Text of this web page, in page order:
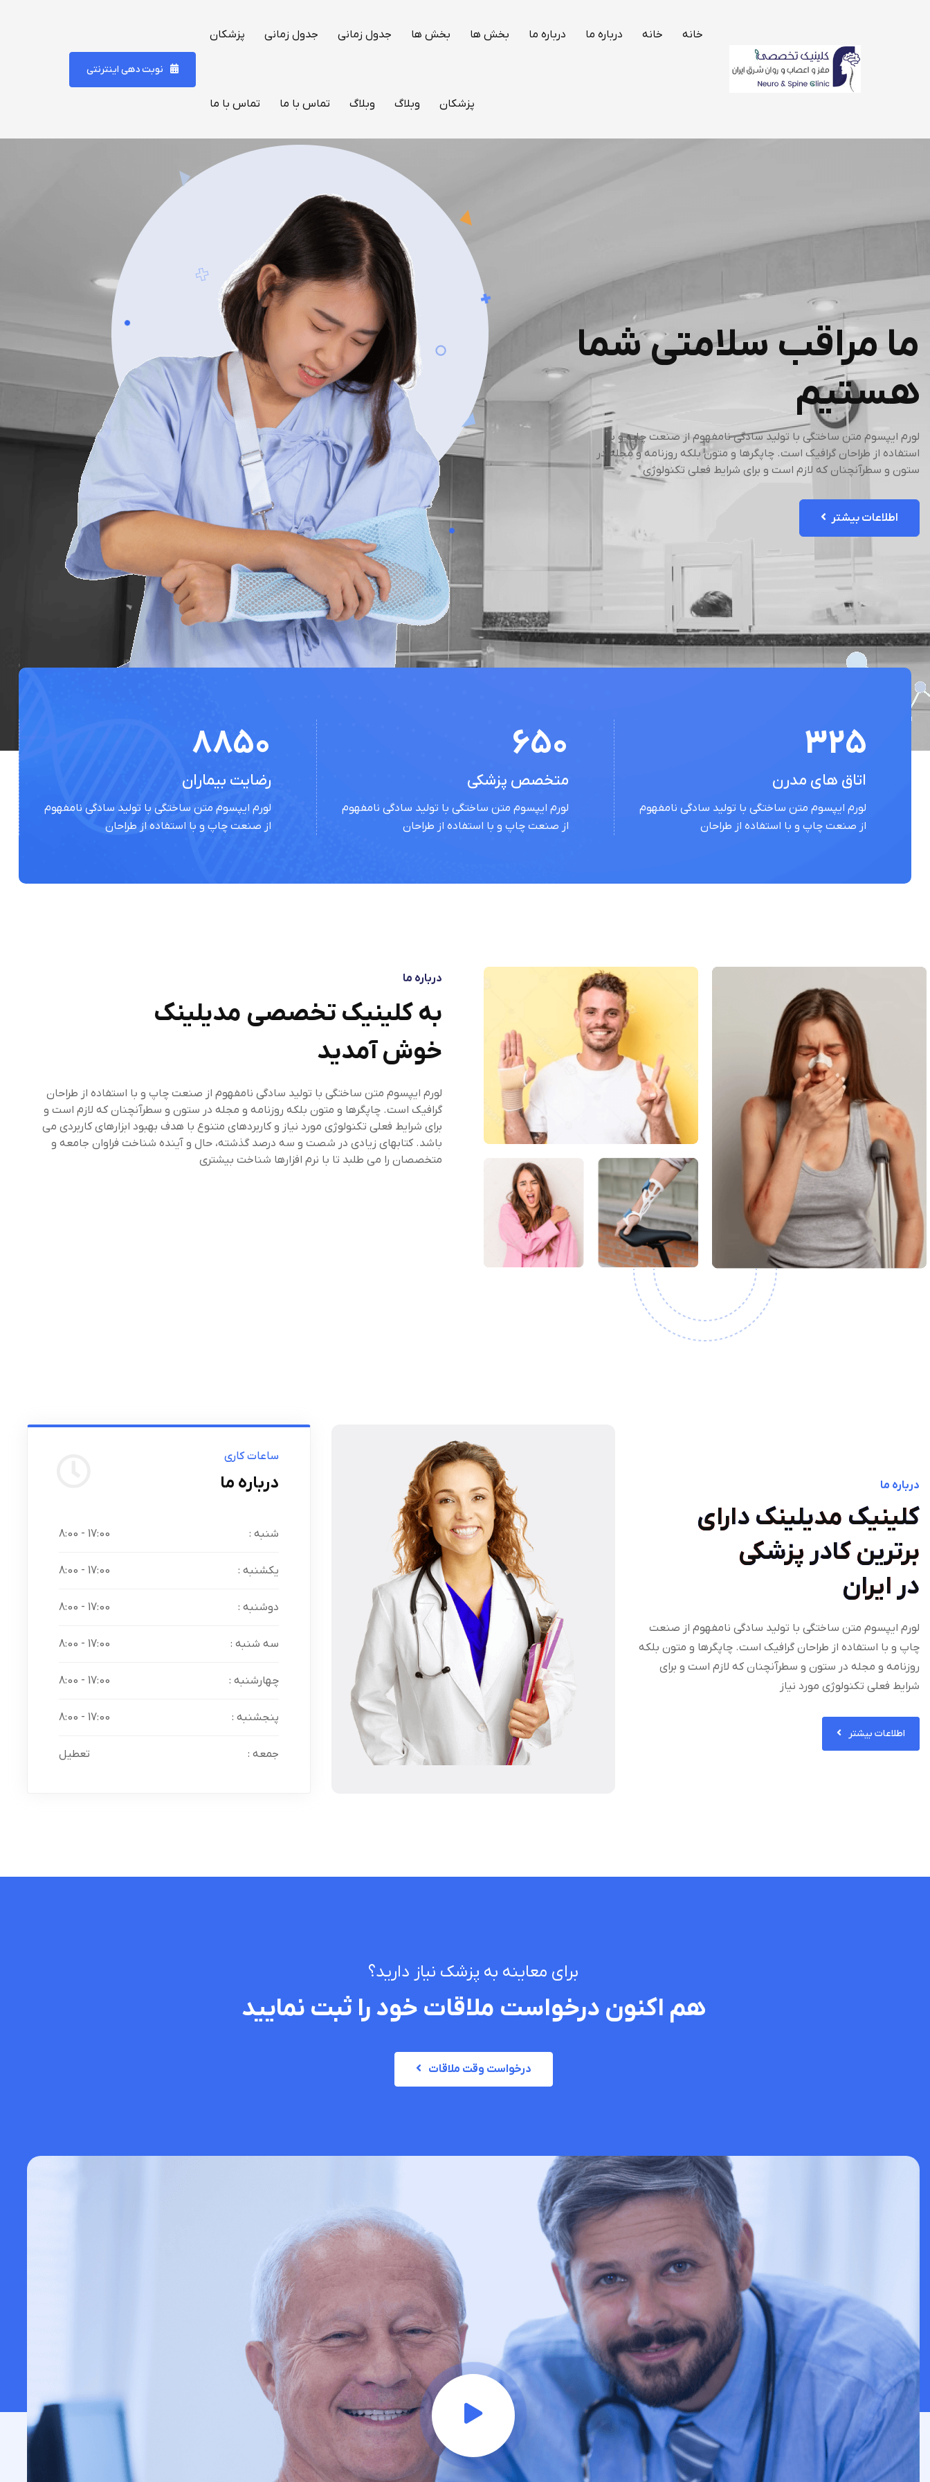
خانه خانه درباره ما درباره ما بخش ها بخش ها جدول زمانی جدول زمانی پزشکان
پزشکان وبلاگ وبلاگ تماس با ما تماس با ما
نوبت دهی اینترنتی
ما مراقب سلامتی شما
هستیم
لورم ایپسوم متن ساختگی با تولید سادگی نامفهوم از صنعت چاپ و با
استفاده از طراحان گرافیک است. چاپگرها و متون بلکه روزنامه و مجله در
ستون و سطرآنچنان که لازم است و برای شرایط فعلی تکنولوژی
اطلاعات بیشتر
325
اتاق های مدرن
لورم ایپسوم متن ساختگی با تولید سادگی نامفهوم
از صنعت چاپ و با استفاده از طراحان
650
متخصص پزشکی
لورم ایپسوم متن ساختگی با تولید سادگی نامفهوم
از صنعت چاپ و با استفاده از طراحان
8850
رضایت بیماران
لورم ایپسوم متن ساختگی با تولید سادگی نامفهوم
از صنعت چاپ و با استفاده از طراحان
درباره ما
به کلینیک تخصصی مدیلینک
خوش آمدید
لورم ایپسوم متن ساختگی با تولید سادگی نامفهوم از صنعت چاپ و با استفاده از طراحان
گرافیک است. چاپگرها و متون بلکه روزنامه و مجله در ستون و سطرآنچنان که لازم است و
برای شرایط فعلی تکنولوژی مورد نیاز و کاربردهای متنوع با هدف بهبود ابزارهای کاربردی می
باشد. کتابهای زیادی در شصت و سه درصد گذشته، حال و آینده شناخت فراوان جامعه و
متخصصان را می طلبد تا با نرم افزارها شناخت بیشتری
درباره ما
کلینیک مدیلینک دارای
برترین کادر پزشکی
در ایران
لورم ایپسوم متن ساختگی با تولید سادگی نامفهوم از صنعت
چاپ و با استفاده از طراحان گرافیک است. چاپگرها و متون بلکه
روزنامه و مجله در ستون و سطرآنچنان که لازم است و برای
شرایط فعلی تکنولوژی مورد نیاز
اطلاعات بیشتر
ساعات کاری
درباره ما
شنبه : 17:00 - 8:00
یکشنبه : 17:00 - 8:00
دوشنبه : 17:00 - 8:00
سه شنبه : 17:00 - 8:00
چهارشنبه : 17:00 - 8:00
پنجشنبه : 17:00 - 8:00
جمعه : تعطیل
برای معاینه به پزشک نیاز دارید؟
هم اکنون درخواست ملاقات خود را ثبت نمایید
درخواست وقت ملاقات